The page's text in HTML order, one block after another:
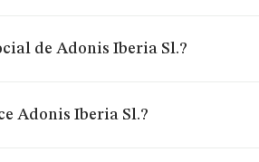
de Adonis Iberia Sl.?
Adonis Iberia Sl.?